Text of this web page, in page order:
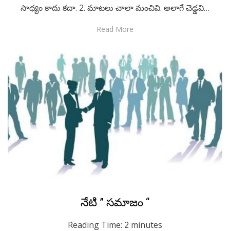
సాధ్యం కాదు కదా. 2. మాటలు చాలా మంచివి. అలాగే చెడ్డవి…
Read More
Posted
on
July 9, 2020
Telugu
నేటి ” సమాజం “
Reading Time: 2 minutes